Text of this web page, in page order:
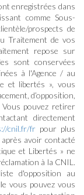
enregistrées dans
comme Sous-
prospects de
Traitement de vos
repose sur
sont conservées
à l'Agence / au
et libertés », vous
d’opposition,
pouvez retirer
directement
cnil.fr/frpour plus
avoir contacté
et Libertés » ne
à la CNIL.
d'opposition au
vous pouvez vous